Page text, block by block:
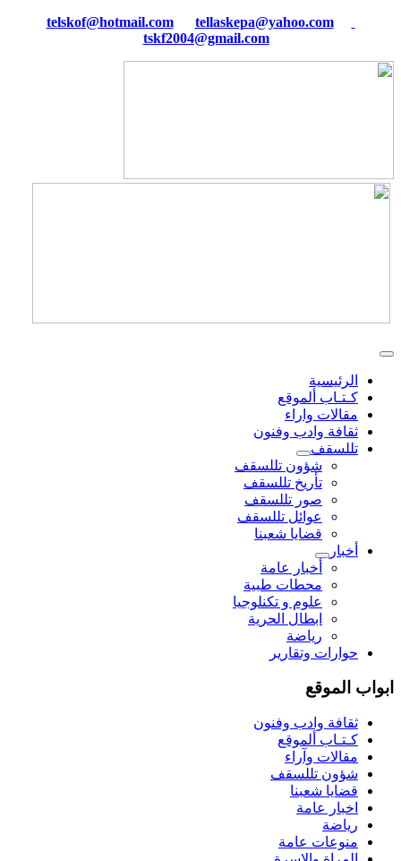
tellaskepa@yahoo.com
tskf2004@gmail.com
الرئيسية
كـتـاب ألموقع
مقالات واراء
ثقافة وادب وفنون
تللسقف
شؤون تللسقف
تأريخ تللسقف
صور تللسقف
عوائل تللسقف
قضايا شعبنا
أخبار
أخبار عامة
محطات طبية
علوم و تکنلوجیا
ابطال الحرية
رياضة
حوارات وتقارير
ابواب الموقع
ثقافة وادب وفنون
كـتـاب ألموقع
مقالات وآراء
شؤون تللسقف
قضايا شعبنا
اخبار عامة
رياضة
منوعات عامة